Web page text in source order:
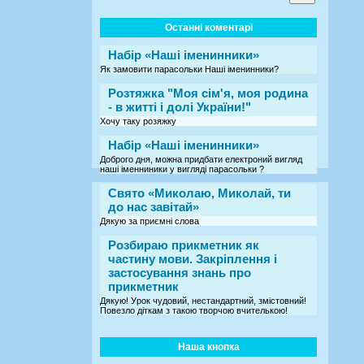
Останні коментарі
Набір «Наші іменинники»
Як замовити парасольки Наші іменинники?
Розтяжка "Моя сім'я, моя родина
- в житті і долі України!"
Хочу таку розяжку
Набір «Наші іменинники»
Доброго дня, можна придбати електроний вигляд
наші іменниники у вигляді парасольки ?
Свято «Миколаю, Миколай, ти
до нас завітай»
Дякую за приємні слова
Розбираю прикметник як
частину мови. Закріплення і
застосування знань про
прикметник
Дякую! Урок чудовий, нестандартний, змістовний!
Повезло діткам з такою творчою вчителькою!
Наша кнопка